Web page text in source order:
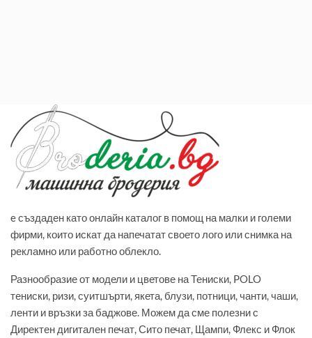
e създаден като онлайн каталог в помощ на малки и големи
фирми, които искат да напечатат своето лого или снимка на
рекламно или работно облекло.
Разнообразие от модели и цветове на Тениски, POLO
тениски, ризи, суитшърти, якета, блузи, потници, чанти, чаши,
ленти и връзки за баджове. Можем да сме полезни с
Директен дигитален печат, Сито печат, Щампи, Флекс и Флок